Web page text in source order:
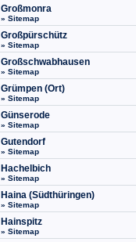
Großmonra
» Sitemap
Großpürschütz
» Sitemap
Großschwabhausen
» Sitemap
Grümpen (Ort)
» Sitemap
Günserode
» Sitemap
Gutendorf
» Sitemap
Hachelbich
» Sitemap
Haina (Südthüringen)
» Sitemap
Hainspitz
» Sitemap